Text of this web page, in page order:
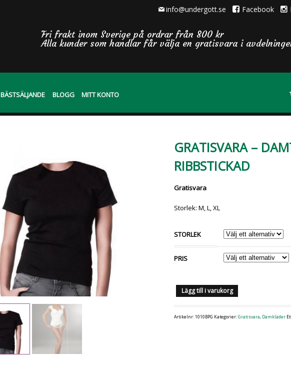
info@undergott.se Facebook
Fri frakt inom Sverige på ordrar från 800 kr
Alla kunder som handlar får välja en gratisvara i
BÄSTSÄLJANDE BLOGG MITT KONTO
GRATISVARA –
RIBBSTICKAD
Gratisvara
Storlek: M, L, XL
STORLEK
PRIS
Lägg till i varukorg
Artikelnr:1010BPG Kategorier:Gratisvara, Damkläder